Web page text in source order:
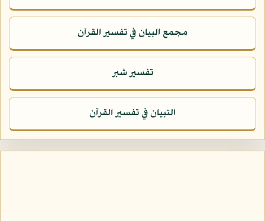
مجمع البيان في تفسير القرآن
تفسير شبر
التبيان في تفسير القرآن